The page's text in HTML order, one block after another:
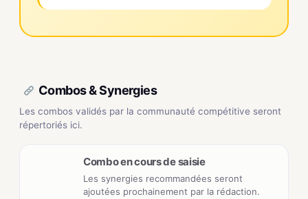
Combos & Synergies
Les combos validés par la communauté compétitive seront
répertoriés ici.
Combo en cours de saisie
Les synergies recommandées seront
ajoutées prochainement par la rédaction.